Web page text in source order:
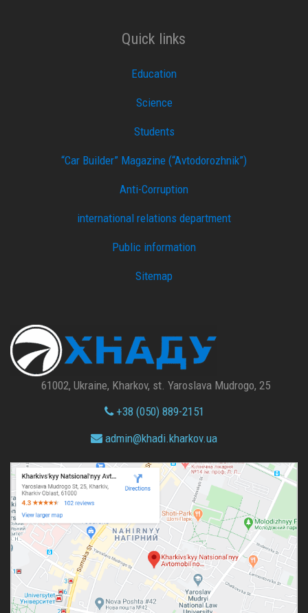
Quick links
Education
Science
Students
“Car Builder” Magazine (“Avtodorozhnik”)
Anti-Corruption
international relations department
Public information
Sitemap
61002, Ukraine, Kharkov, st. Yaroslava Mudrogo, 25
+38 (050) 889-2151
admin@khadi.kharkov.ua